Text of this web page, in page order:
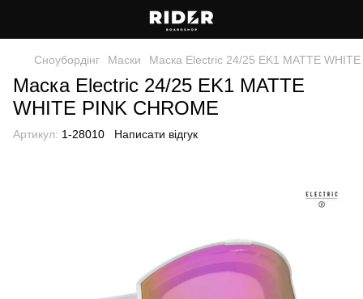
Сноубордiнг Маски Маска Electric 24/25 EK1 MATTE
Маска Electric 24/25 EK1 MATTE
WHITE PINK CHROME
Артикул: 1-28010 Написати відгук